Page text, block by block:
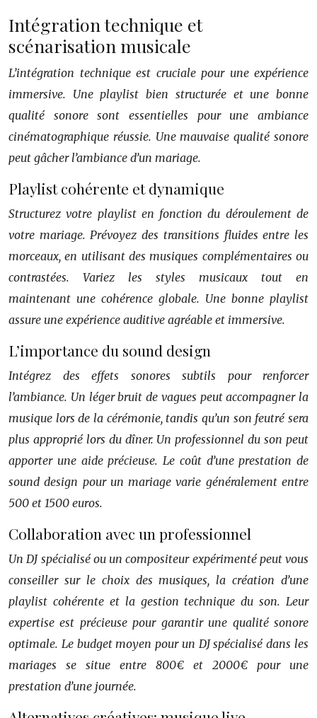
Intégration technique et
scénarisation musicale
L’intégration technique est cruciale pour une expérience
immersive. Une playlist bien structurée et une bonne
qualité sonore sont essentielles pour une ambiance
cinématographique réussie. Une mauvaise qualité sonore
peut gâcher l’ambiance d’un mariage.
Playlist cohérente et dynamique
Structurez votre playlist en fonction du déroulement de
votre mariage. Prévoyez des transitions fluides entre les
morceaux, en utilisant des musiques complémentaires ou
contrastées. Variez les styles musicaux tout en
maintenant une cohérence globale. Une bonne playlist
assure une expérience auditive agréable et immersive.
L’importance du sound design
Intégrez des effets sonores subtils pour renforcer
l’ambiance. Un léger bruit de vagues peut accompagner la
musique lors de la cérémonie, tandis qu’un son feutré sera
plus approprié lors du dîner. Un professionnel du son peut
apporter une aide précieuse. Le coût d’une prestation de
sound design pour un mariage varie généralement entre
500 et 1500 euros.
Collaboration avec un professionnel
Un DJ spécialisé ou un compositeur expérimenté peut vous
conseiller sur le choix des musiques, la création d’une
playlist cohérente et la gestion technique du son. Leur
expertise est précieuse pour garantir une qualité sonore
optimale. Le budget moyen pour un DJ spécialisé dans les
mariages se situe entre 800€ et 2000€ pour une
prestation d’une journée.